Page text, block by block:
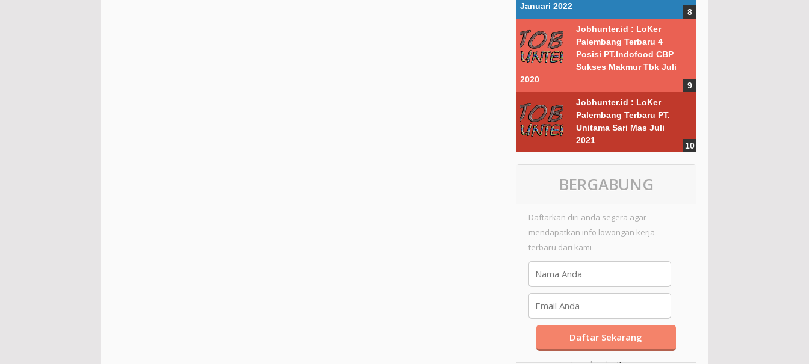
Januari 2022
Jobhunter.id : LoKer
Palembang Terbaru 4
Posisi PT.Indofood CBP
Sukses Makmur Tbk Juli
2020
Jobhunter.id : LoKer
Palembang Terbaru PT.
Unitama Sari Mas Juli
2021
BERGABUNG
Daftarkan diri anda segera agar
mendapatkan info lowongan kerja
terbaru dari kami